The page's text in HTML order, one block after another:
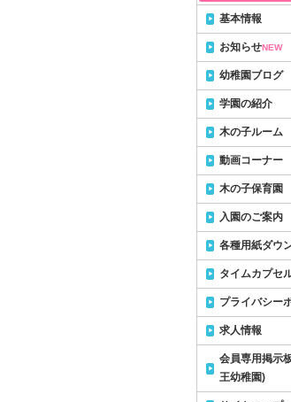
基本情報
お知らせNEW
幼稚園ブログ
学園の紹介
木の子ルーム
動画コーナー
木の子保育園
入園のご案内
各種用紙ダウ
タイムカプセ
プライバシー
求人情報
会員専用掲示
王幼稚園)